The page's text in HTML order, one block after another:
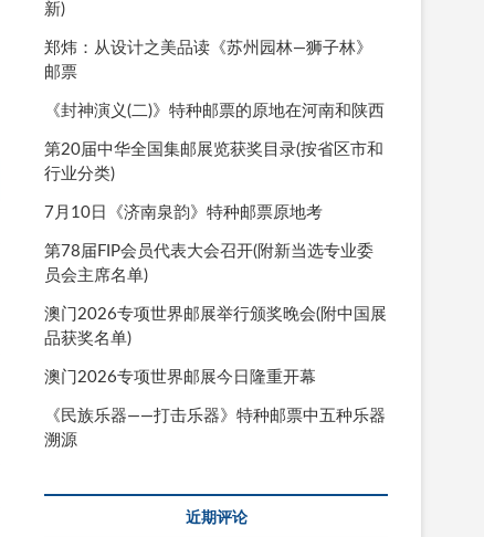
新)
郑炜：从设计之美品读《苏州园林—狮子林》
邮票
《封神演义(二)》特种邮票的原地在河南和陕西
第20届中华全国集邮展览获奖目录(按省区市和
行业分类)
7月10日《济南泉韵》特种邮票原地考
第78届FIP会员代表大会召开(附新当选专业委
员会主席名单)
澳门2026专项世界邮展举行颁奖晚会(附中国展
品获奖名单)
澳门2026专项世界邮展今日隆重开幕
《民族乐器——打击乐器》特种邮票中五种乐器
溯源
近期评论